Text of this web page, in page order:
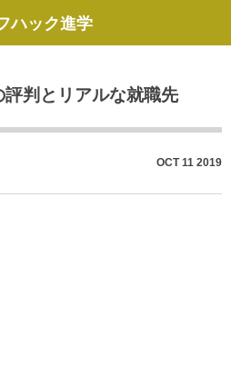
ハック進学
評判とリアルな就職先
OCT 11 2019